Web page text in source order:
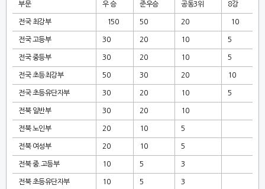
부문 우 승 준우승 공동3위 8강
전국 최강부 150 50 20 10
전국 고등부 30 20 10 5
전국 중등부 30 20 10 5
전국 초등최강부 50 30 20 10
전국 초등유단자부 30 20 10 5
전북 일반부 30 20 10
전북 노인부 20 10 5
전북 여성부 20 10 5
전북 중. 고등부 10 5 3
전북 초등유단자부 10 5 3